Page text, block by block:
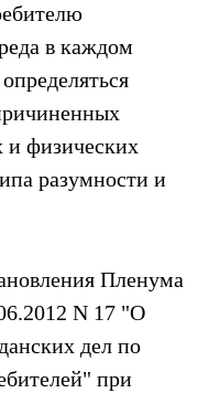
в каждом
и физических
разумности и
Пленума
N 17 "О
дел по
при